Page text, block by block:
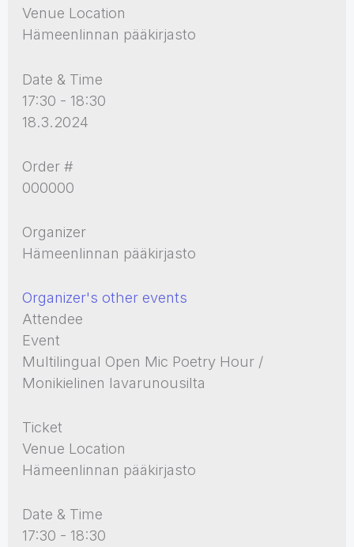
Venue Location
Hämeenlinnan pääkirjasto
Date & Time
17:30 - 18:30
18.3.2024
Order #
000000
Organizer
Hämeenlinnan pääkirjasto
Organizer's other events
Attendee
Event
Multilingual Open Mic Poetry Hour /
Monikielinen lavarunousilta
Ticket
Venue Location
Hämeenlinnan pääkirjasto
Date & Time
17:30 - 18:30